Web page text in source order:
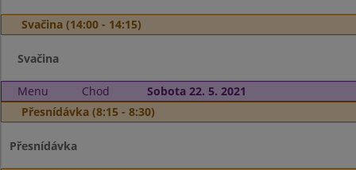
Svačina (14:00 - 14:15)
Svačina
Menu Chod
Sobota 22. 5. 2021
Přesnídávka (8:15 - 8:30)
Přesnídávka